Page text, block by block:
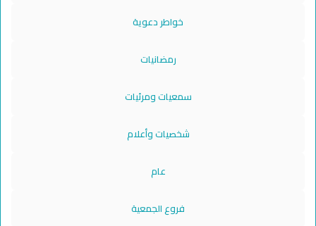
خواطر دعوية
رمضانيات
سمعيات ومرئيات
شخصيات وأعلام
عام
فروع الجمعية